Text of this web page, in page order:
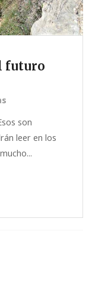
futuro
son
leer en los